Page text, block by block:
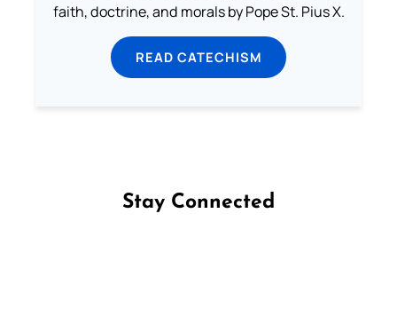
faith, doctrine, and morals by Pope St. Pius X.
READ CATECHISM
Stay Connected